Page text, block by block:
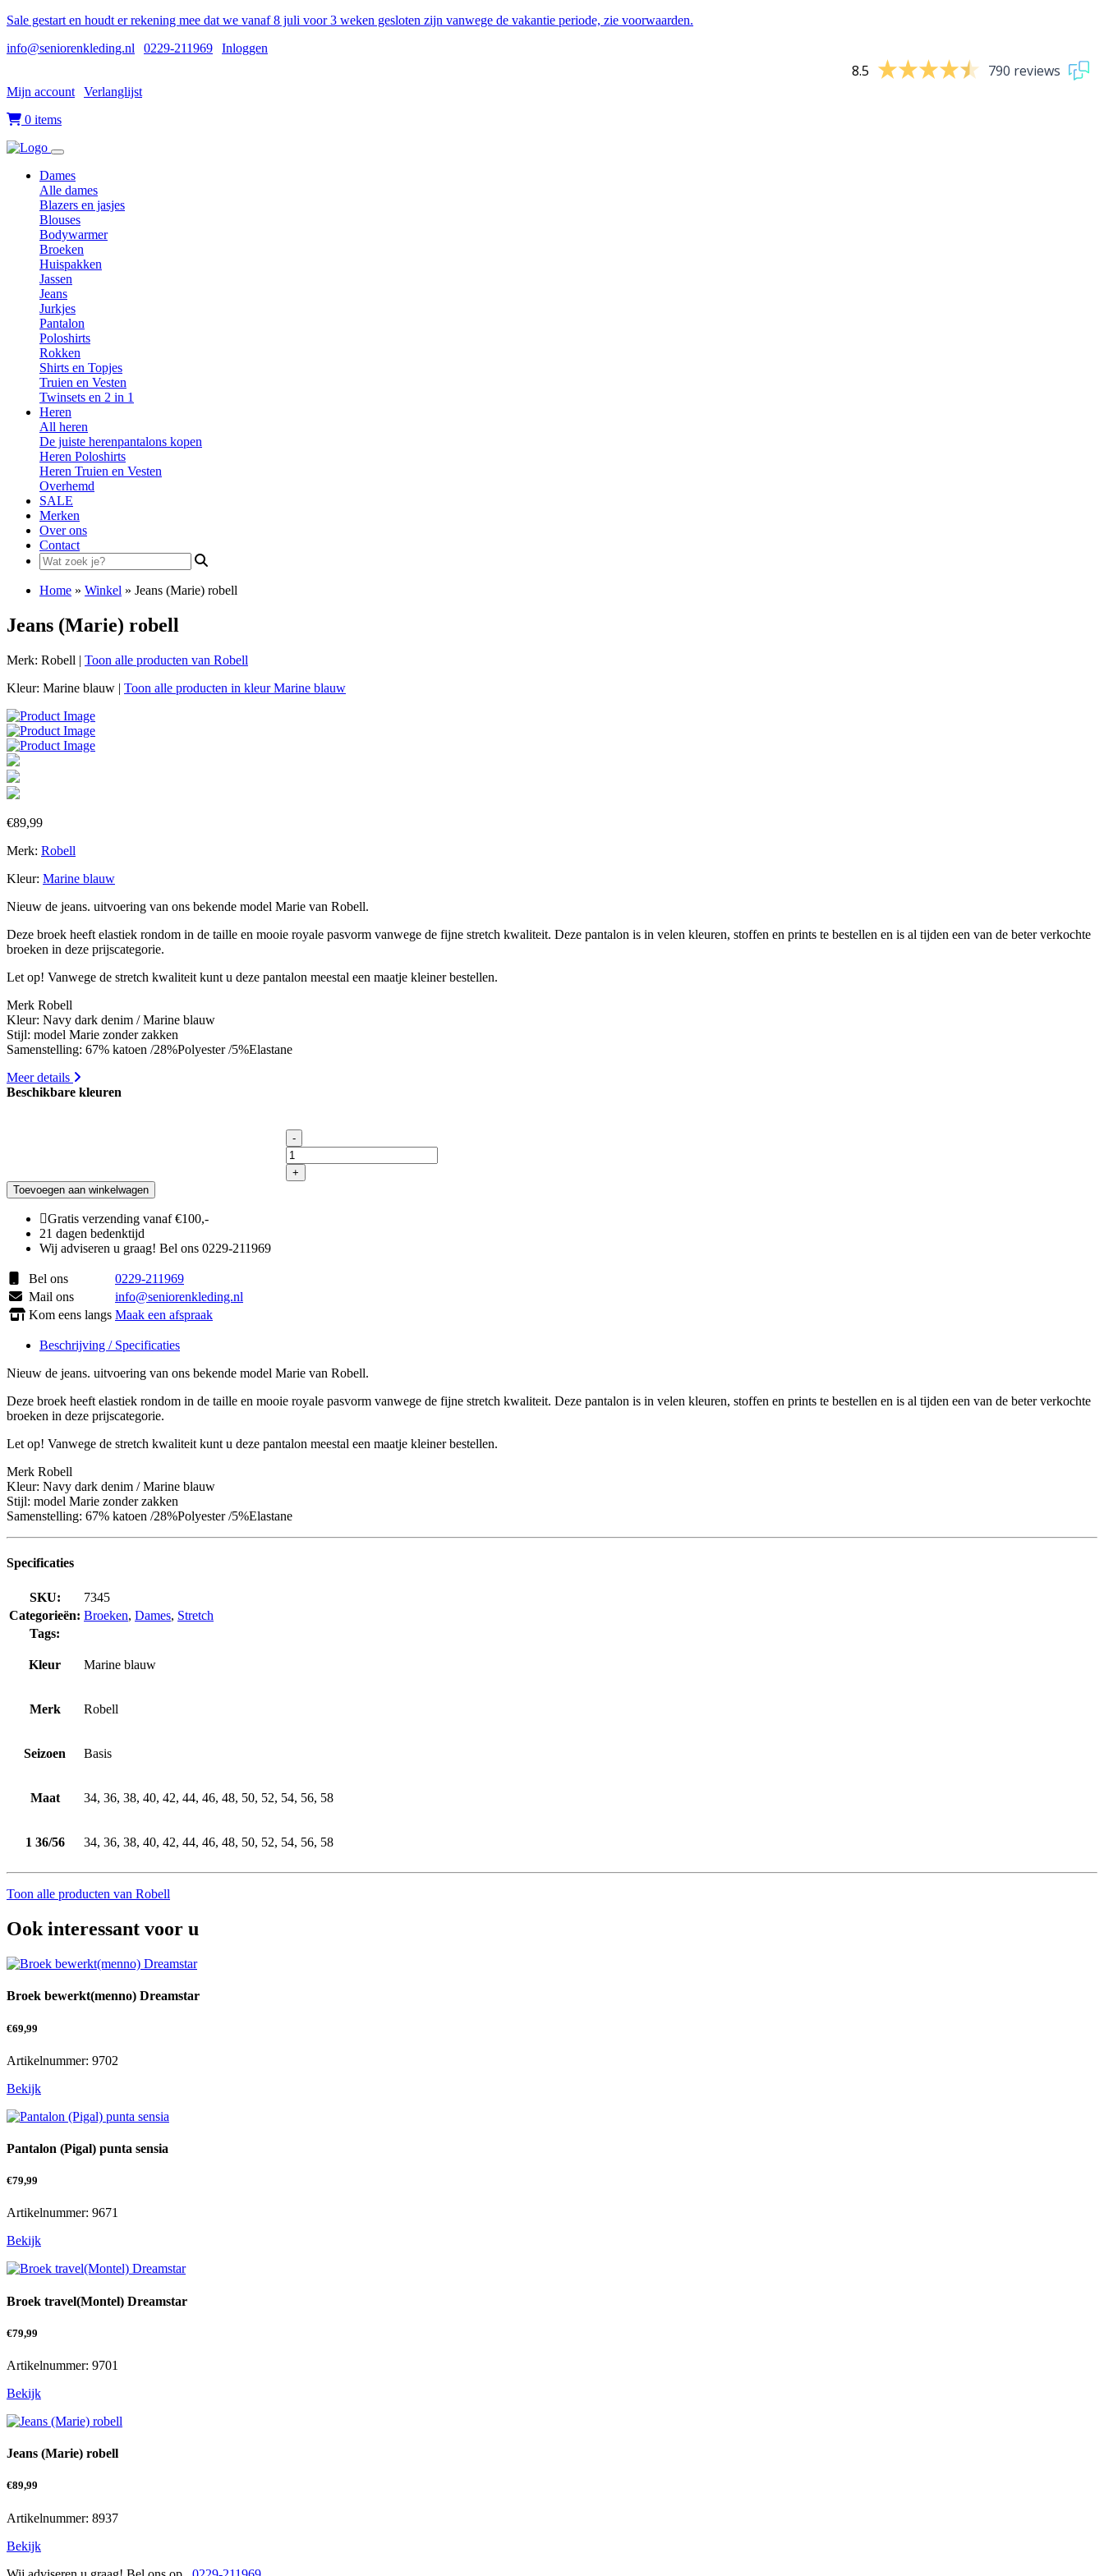
Sale gestart en houdt er rekening mee dat we vanaf 8 juli voor 3 weken gesloten zijn vanwege de vakantie periode, zie voorwaarden.
info@seniorenkleding.nl
0229-211969 Inloggen
8.5 790 reviews
Mijn account Verlanglijst
0 items
Dames
Alle dames
Blazers en jasjes
Blouses
Bodywarmer
Broeken
Huispakken
Jassen
Jeans
Jurkjes
Pantalon
Poloshirts
Rokken
Shirts en Topjes
Truien en Vesten
Twinsets en 2 in 1
Heren
All heren
De juiste herenpantalons kopen
Heren Poloshirts
Heren Truien en Vesten
Overhemd
SALE
Merken
Over ons
Contact
Search
for:
Home » Winkel » Jeans (Marie) robell
Jeans (Marie) robell
Merk: Robell | Toon alle producten van Robell
Kleur: Marine blauw | Toon alle producten in kleur Marine blauw
€89,99
Merk: Robell
Kleur: Marine blauw
Nieuw de jeans. uitvoering van ons bekende model Marie van Robell.
Deze broek heeft elastiek rondom in de taille en mooie royale pasvorm vanwege de fijne stretch kwaliteit. Deze pantalon is in velen kleuren, stoffen en prints te bestellen en is al tijden een van de beter verkochte
broeken in deze prijscategorie.
Let op! Vanwege de stretch kwaliteit kunt u deze pantalon meestal een maatje kleiner bestellen.
Merk Robell
Kleur: Navy dark denim / Marine blauw
Stijl: model Marie zonder zakken
Samenstelling: 67% katoen /28%Polyester /5%Elastane
Meer details
Beschikbare kleuren
-
Jeans
(Marie)
robell
+
Toevoegen aan winkelwagen
Gratis verzending vanaf €100,-
21 dagen bedenktijd
Wij adviseren u graag! Bel ons 0229-211969
Bel ons
0229-211969
Mail ons
info@seniorenkleding.nl
Kom eens langs Maak een afspraak
Beschrijving / Specificaties
Nieuw de jeans. uitvoering van ons bekende model Marie van Robell.
Deze broek heeft elastiek rondom in de taille en mooie royale pasvorm vanwege de fijne stretch kwaliteit. Deze pantalon is in velen kleuren, stoffen en prints te bestellen en is al tijden een van de beter verkochte
broeken in deze prijscategorie.
Let op! Vanwege de stretch kwaliteit kunt u deze pantalon meestal een maatje kleiner bestellen.
Merk Robell
Kleur: Navy dark denim / Marine blauw
Stijl: model Marie zonder zakken
Samenstelling: 67% katoen /28%Polyester /5%Elastane
Specificaties
SKU:
7345
Categorieën: Broeken, Dames, Stretch
Tags:
Kleur Marine blauw
Merk Robell
Seizoen Basis
Maat 34, 36, 38, 40, 42, 44, 46, 48, 50, 52, 54, 56, 58
1 36/56 34, 36, 38, 40, 42, 44, 46, 48, 50, 52, 54, 56, 58
Toon alle producten van Robell
Ook interessant voor u
Broek bewerkt(menno) Dreamstar
€69,99
Artikelnummer: 9702
Bekijk
Pantalon (Pigal) punta sensia
€79,99
Artikelnummer: 9671
Bekijk
Broek travel(Montel) Dreamstar
€79,99
Artikelnummer: 9701
Bekijk
Jeans (Marie) robell
€89,99
Artikelnummer: 8937
Bekijk